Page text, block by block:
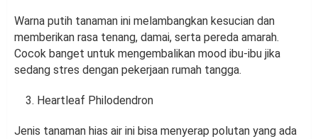
Warna putih tanaman ini melambangkan kesucian dan
memberikan rasa tenang, damai, serta pereda amarah.
Cocok banget untuk mengembalikan mood ibu-ibu jika
sedang stres dengan pekerjaan rumah tangga.
Heartleaf Philodendron
Jenis tanaman hias air ini bisa menyerap polutan yang ada